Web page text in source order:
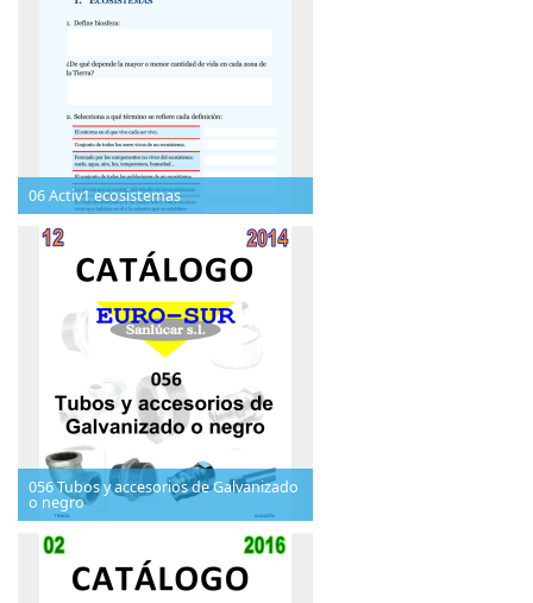
06 Activ1 ecosistemas
056 Tubos y accesorios de Galvanizado
o negro